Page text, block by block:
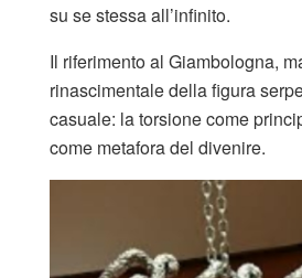
su se stessa all’infinito.
Il riferimento al Giambologna,
rinascimentale della figura
casuale: la torsione come
come metafora del divenire.